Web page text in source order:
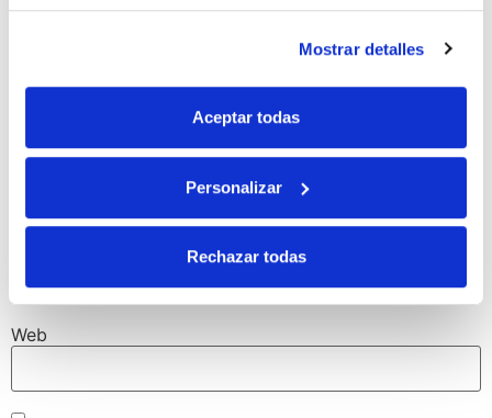
Mostrar detalles
Aceptar todas
Personalizar
Rechazar todas
Nombre*
Web